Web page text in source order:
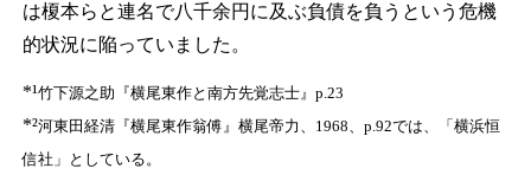
は榎本らと連名で八千余円に及ぶ負債を負うという危機
的状況に陥っていました。
*¹竹下源之助『横尾東作と南方先覚志士』p.23
*²河東田経清『横尾東作翁傅』横尾帝力、1968、p.92では、「横浜恒
信社」としている。